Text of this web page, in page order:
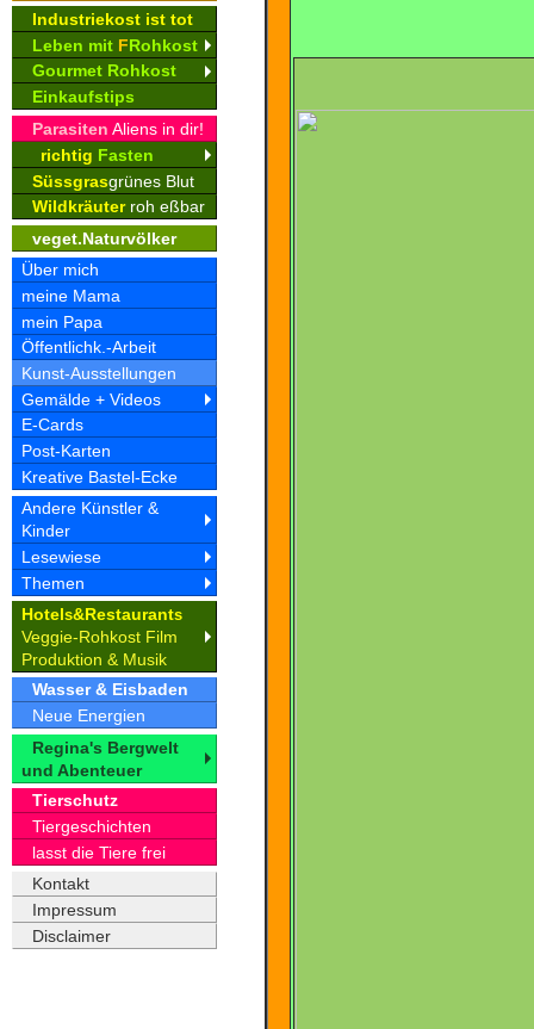
Industriekost ist tot
Leben mit FRohkost
Gourmet Rohkost
Einkaufstips
Parasiten Aliens in dir!
richtig Fasten
Süssgrasgrünes Blut
Wildkräuterroh eßbar
veget.Naturvölker
Über mich
meine Mama
mein Papa
Öffentlichk.-Arbeit
Kunst-Ausstellungen
Gemälde + Videos
E-Cards
Post-Karten
Kreative Bastel-Ecke
Andere Künstler &
Kinder
Lesewiese
Themen
Hotels&Restaurants
Veggie-Rohkost Film
Produktion & Musik
Wasser & Eisbaden
Neue Energien
Regina's Bergwelt
und Abenteuer
Tierschutz
Tiergeschichten
lasst die Tiere frei
Kontakt
Impressum
Disclaimer